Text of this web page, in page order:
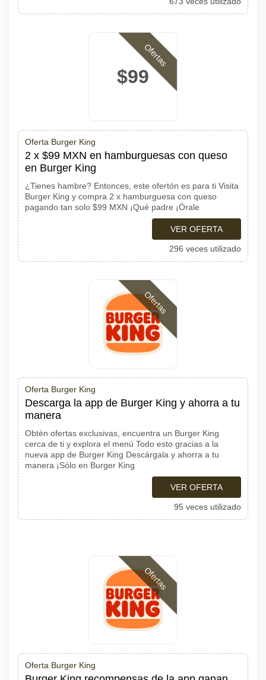
$99
Ofertas
Oferta Burger King
2 x $99 MXN en hamburguesas con queso
en Burger King
¿Tienes hambre? Entonces, este ofertón es para ti Visita
Burger King y compra 2 x hamburguesa con queso
pagando tan solo $99 MXN ¡Qué padre ¡Órale
VER OFERTA
296 veces utilizado
Ofertas
Oferta Burger King
Descarga la app de Burger King y ahorra a tu
manera
Obtén ofertas exclusivas, encuentra un Burger King
cerca de ti y explora el menú Todo esto gracias a la
nueva app de Burger King Descárgala y ahorra a tu
manera ¡Sólo en Burger King
VER OFERTA
95 veces utilizado
Ofertas
Oferta Burger King